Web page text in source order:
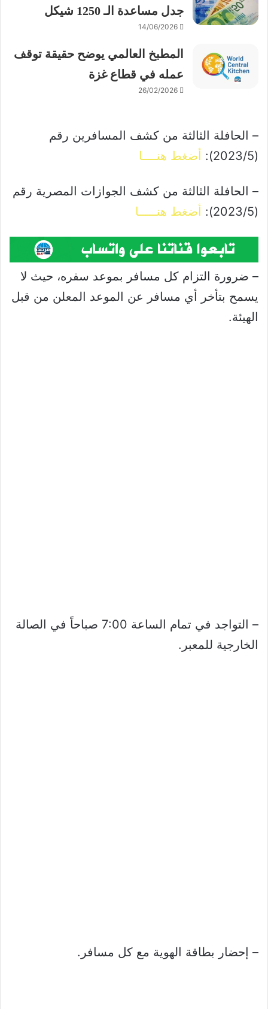
جدل مساعدة الـ 1250 شيكل
14/06/2026
المطبخ العالمي يوضح حقيقة توقف
عمله في قطاع غزة
26/02/2026
– الحافلة الثالثة من كشف المسافرين رقم
(2023/5):
أضغط هنــــا
– الحافلة الثالثة من كشف الجوازات المصرية رقم
(2023/5):
أضغط هنـــــا
– ضرورة التزام كل مسافر بموعد سفره، حيث لا
يسمح بتأخر أي مسافر عن الموعد المعلن من قبل
الهيئة.
– التواجد في تمام الساعة 7:00 صباحاً في الصالة
الخارجية للمعبر.
– إحضار بطاقة الهوية مع كل مسافر.